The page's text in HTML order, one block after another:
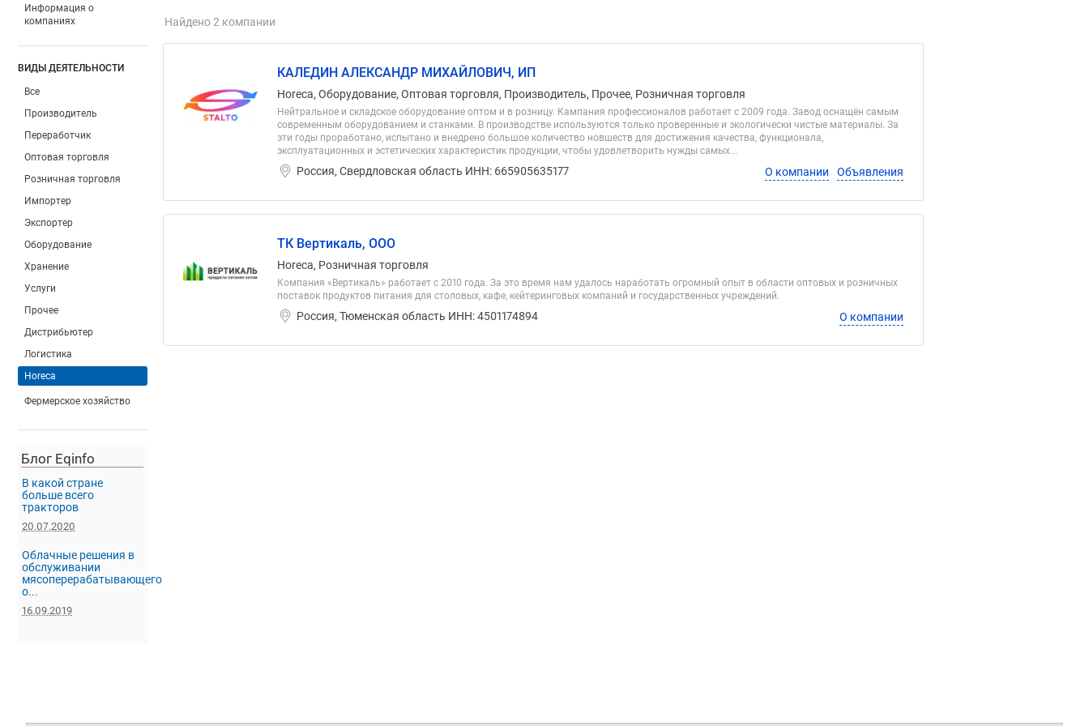
Информация о
компаниях
ВИДЫ ДЕЯТЕЛЬНОСТИ
Все
Производитель
Переработчик
Оптовая торговля
Розничная торговля
Импортер
Экспортер
Оборудование
Хранение
Услуги
Прочее
Дистрибьютер
Логистика
Horeca
Фермерское хозяйство
Блог Eqinfo
В какой стране
больше всего
тракторов
20.07.2020
Облачные решения в
обслуживании
мясоперерабатывающего
о...
16.09.2019
Найдено 2 компании
КАЛЕДИН АЛЕКСАНДР МИХАЙЛОВИЧ, ИП
Horeca, Оборудование, Оптовая торговля, Производитель, Прочее, Розничная торговля
Нейтральное и складское оборудование оптом и в розницу. Кампания профессионалов работает с 2009 года. Завод оснащён самым
современным оборудованием и станками. В производстве используются только проверенные и экологически чистые материалы. За
эти годы проработано, испытано и внедрено большое количество новшеств для достижения качества, функционала,
эксплуатационных и эстетических характеристик продукции, чтобы удовлетворить нужды самых...
Россия, Свердловская область ИНН: 665905635177 О компании Объявления
ТК Вертикаль, ООО
Horeca, Розничная торговля
Компания «Вертикаль» работает с 2010 года. За это время нам удалось наработать огромный опыт в области оптовых и розничных
поставок продуктов питания для столовых, кафе, кейтеринговых компаний и государственных учреждений.
Россия, Тюменская область ИНН: 4501174894 О компании